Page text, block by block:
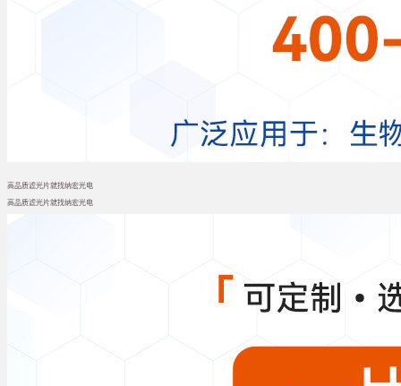
高品质滤光片就找纳宏光电
高品质滤光片就找纳宏光电